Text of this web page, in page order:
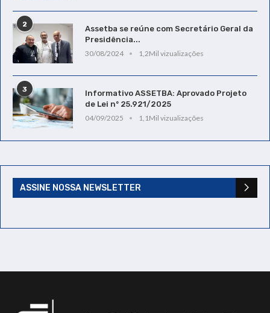
2
Assetba se reúne com Secretário Geral da
Presidência...
30/08/2024
1,2Mil vizualizações
3
Informativo ASSETBA: Aprovado Projeto
de Lei nº 25.921/2025
04/09/2025
1,1Mil vizualizações
ASSINE NOSSA NEWSLETTER